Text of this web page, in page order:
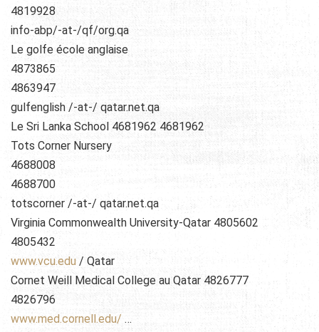
4819928
info-abp/-at-/qf/org.qa
Le golfe école anglaise
4873865
4863947
gulfenglish /-at-/ qatar.net.qa
Le Sri Lanka School 4681962 4681962
Tots Corner Nursery
4688008
4688700
totscorner /-at-/ qatar.net.qa
Virginia Commonwealth University-Qatar 4805602
4805432
www.vcu.edu / Qatar
Cornet Weill Medical College au Qatar 4826777
4826796
www.med.cornell.edu/ …